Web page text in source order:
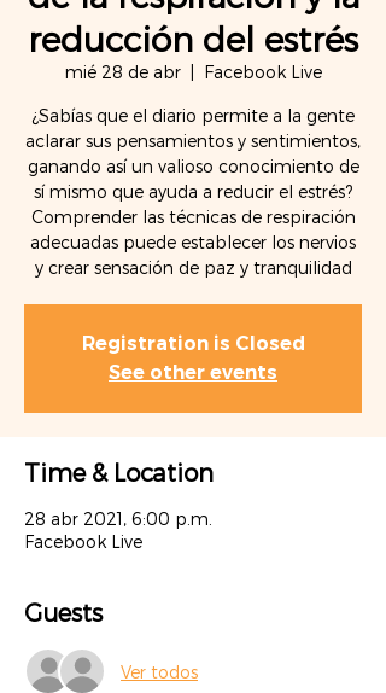
reducción del estrés
mié 28 de abr
  |
Facebook Live
¿Sabías que el diario permite a la gente
aclarar sus pensamientos y sentimientos,
ganando así un valioso conocimiento de
sí mismo que ayuda a reducir el estrés?
Comprender las técnicas de respiración
adecuadas puede establecer los nervios
y crear sensación de paz y tranquilidad
Registration is Closed
See other events
Time & Location
28 abr 2021, 6:00 p.m.
Facebook Live
Guests
Ver todos